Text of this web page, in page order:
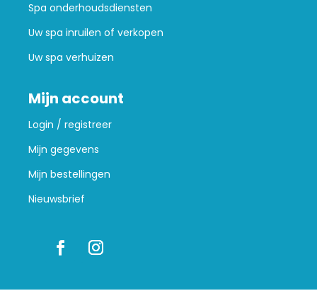
Spa onderhoudsdiensten
Uw spa inruilen of verkopen
Uw spa verhuizen
Mijn account
Login / registreer
Mijn gegevens
Mijn bestellingen
Nieuwsbrief